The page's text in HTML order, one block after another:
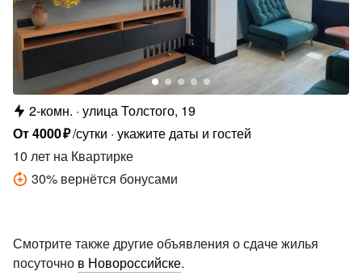
2-комн. улица Толстого, 19
От4000₽/сутки укажите даты и гостей
10 лет на Квартирке
30% вернётся бонусами
Смотрите также другие объявления о сдаче жилья
посуточно в Новороссийске.